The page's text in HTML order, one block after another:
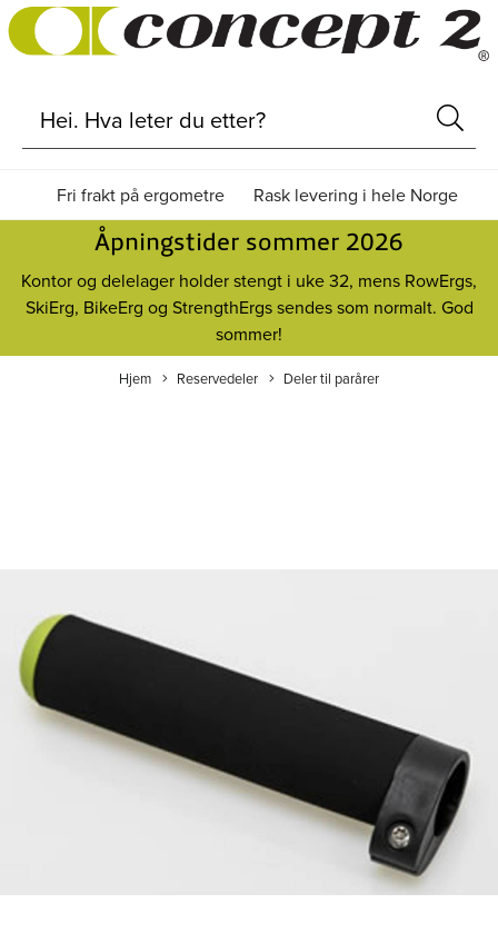
Fri frakt på ergometre Rask levering i hele Norge
Åpningstider sommer 2026
Kontor og delelager holder stengt i uke 32, mens RowErgs,
SkiErg, BikeErg og StrengthErgs sendes som normalt. God
sommer!
Hjem Reservedeler Deler til parårer